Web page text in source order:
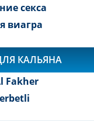
секса
виагра
КАЛЬЯНА
Fakher